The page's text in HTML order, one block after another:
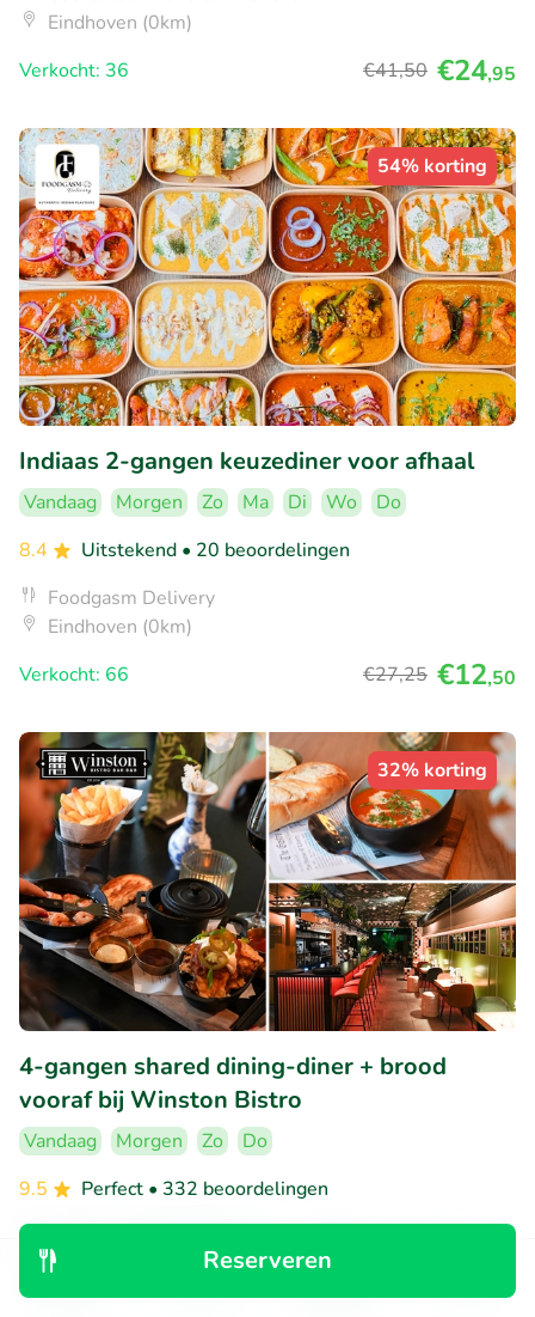
Reserveren
Eindhoven (0km)
Verkocht: 36
€41,50 €24,95
54% korting
Indiaas 2-gangen keuzediner voor afhaal
Vandaag Morgen Zo Ma Di Wo
Do
8.4
Uitstekend • 20 beoordelingen
Foodgasm Delivery
Eindhoven (0km)
Verkocht: 66
€27,25 €12,50
32% korting
4-gangen shared dining-diner + brood
vooraf bij Winston Bistro
Vandaag Morgen Zo
Do
9.5
Perfect • 332 beoordelingen
Eindhoven (0km)